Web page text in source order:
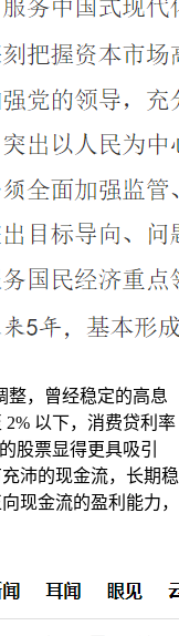
整，曾经稳定的高息
以下，消费贷利率
股票显得更具吸引
沛的现金流，长期稳
现金流的盈利能力，